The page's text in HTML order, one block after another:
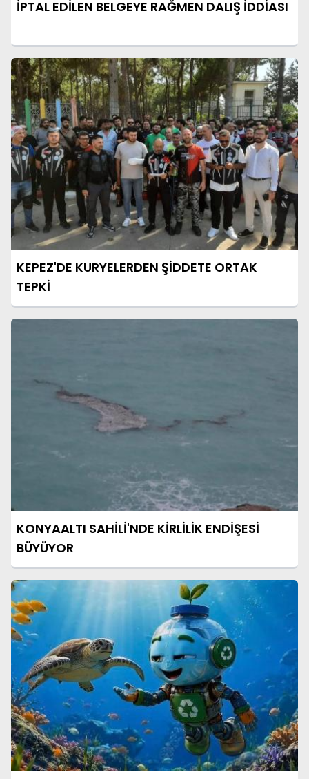
İPTAL EDİLEN BELGEYE RAĞMEN DALIŞ İDDİASI
KEPEZ'DE KURYELERDEN ŞİDDETE ORTAK
TEPKİ
KONYAALTI SAHİLİ'NDE KİRLİLİK ENDİŞESİ
BÜYÜYOR